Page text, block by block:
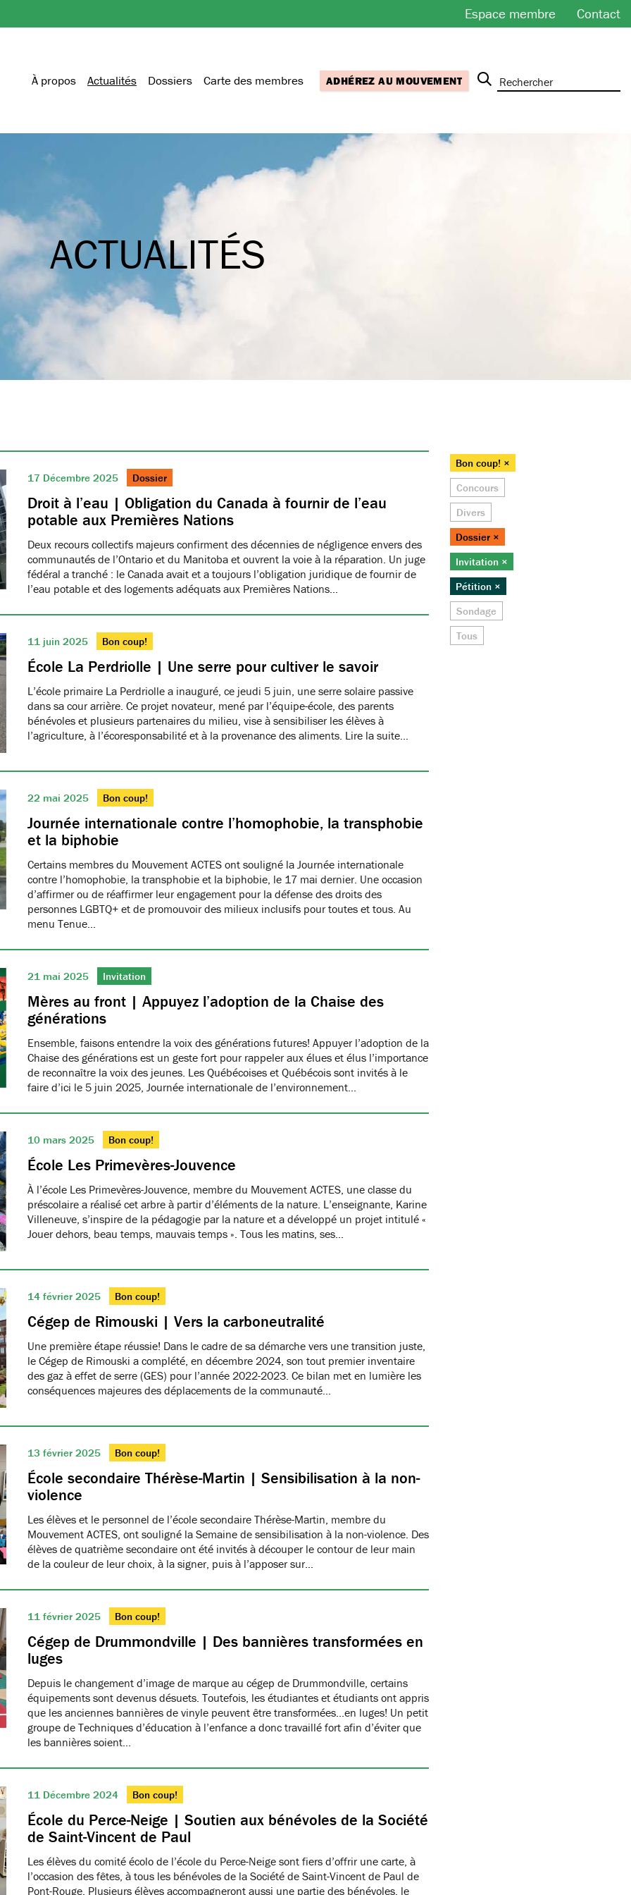
Espace membre Contact
À propos Actualités Dossiers Carte des membres ADHÉREZ AU MOUVEMENT
ACTUALITÉS
17 Décembre 2025 Dossier
Droit à l’eau | Obligation du Canada à fournir de l’eau
potable aux Premières Nations
Deux recours collectifs majeurs confirment des décennies de négligence envers des
communautés de l’Ontario et du Manitoba et ouvrent la voie à la réparation. Un juge
fédéral a tranché : le Canada avait et a toujours l’obligation juridique de fournir de
l’eau potable et des logements adéquats aux Premières Nations…
11 juin 2025 Bon coup!
École La Perdriolle | Une serre pour cultiver le savoir
L’école primaire La Perdriolle a inauguré, ce jeudi 5 juin, une serre solaire passive
dans sa cour arrière. Ce projet novateur, mené par l’équipe-école, des parents
bénévoles et plusieurs partenaires du milieu, vise à sensibiliser les élèves à
l’agriculture, à l’écoresponsabilité et à la provenance des aliments. Lire la suite…
22 mai 2025 Bon coup!
Journée internationale contre l’homophobie, la transphobie
et la biphobie
Certains membres du Mouvement ACTES ont souligné la Journée internationale
contre l’homophobie, la transphobie et la biphobie, le 17 mai dernier. Une occasion
d’affirmer ou de réaffirmer leur engagement pour la défense des droits des
personnes LGBTQ+ et de promouvoir des milieux inclusifs pour toutes et tous. Au
menu Tenue…
21 mai 2025 Invitation
Mères au front | Appuyez l’adoption de la Chaise des
générations
Ensemble, faisons entendre la voix des générations futures! Appuyer l’adoption de la
Chaise des générations est un geste fort pour rappeler aux élues et élus l’importance
de reconnaître la voix des jeunes. Les Québécoises et Québécois sont invités à le
faire d’ici le 5 juin 2025, Journée internationale de l’environnement…
10 mars 2025 Bon coup!
École Les Primevères-Jouvence
À l’école Les Primevères-Jouvence, membre du Mouvement ACTES, une classe du
préscolaire a réalisé cet arbre à partir d’éléments de la nature. L’enseignante, Karine
Villeneuve, s’inspire de la pédagogie par la nature et a développé un projet intitulé «
Jouer dehors, beau temps, mauvais temps ». Tous les matins, ses…
14 février 2025 Bon coup!
Cégep de Rimouski | Vers la carboneutralité
Une première étape réussie! Dans le cadre de sa démarche vers une transition juste,
le Cégep de Rimouski a complété, en décembre 2024, son tout premier inventaire
des gaz à effet de serre (GES) pour l’année 2022-2023. Ce bilan met en lumière les
conséquences majeures des déplacements de la communauté…
13 février 2025 Bon coup!
École secondaire Thérèse-Martin | Sensibilisation à la non-
violence
Les élèves et le personnel de l’école secondaire Thérèse-Martin, membre du
Mouvement ACTES, ont souligné la Semaine de sensibilisation à la non-violence. Des
élèves de quatrième secondaire ont été invités à découper le contour de leur main
de la couleur de leur choix, à la signer, puis à l’apposer sur…
11 février 2025 Bon coup!
Cégep de Drummondville | Des bannières transformées en
luges
Depuis le changement d’image de marque au cégep de Drummondville, certains
équipements sont devenus désuets. Toutefois, les étudiantes et étudiants ont appris
que les anciennes bannières de vinyle peuvent être transformées…en luges! Un petit
groupe de Techniques d’éducation à l’enfance a donc travaillé fort afin d’éviter que
les bannières soient…
11 Décembre 2024 Bon coup!
École du Perce-Neige | Soutien aux bénévoles de la Société
de Saint-Vincent de Paul
Les élèves du comité écolo de l’école du Perce-Neige sont fiers d’offrir une carte, à
l’occasion des fêtes, à tous les bénévoles de la Société de Saint-Vincent de Paul de
Pont-Rouge. Plusieurs élèves accompagneront aussi une partie des bénévoles, le
Bon coup! ×
Concours
Divers
Dossier ×
Invitation ×
Pétition ×
Sondage
Tous